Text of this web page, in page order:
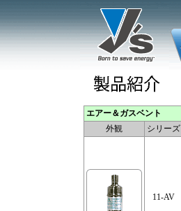
エアー＆ガスベント
外観
シリーズ
11-AV